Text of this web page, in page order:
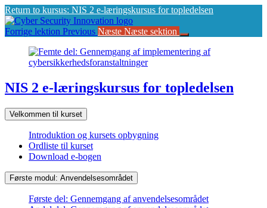
Return to kursus: NIS 2 e-læringskursus for topledelsen
Forrige lektion Previous Næste Næste sektion
NIS 2 e-læringskursus for topledelsen
Velkommen til kurset
Introduktion og kursets opbygning
Ordliste til kurset
Download e-bogen
Første modul: Anvendelsesområdet
Første del: Gennemgang af anvendelsesområdet